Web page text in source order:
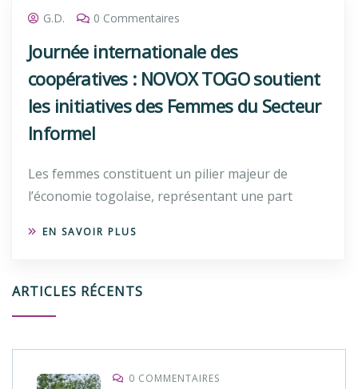
G.D. 0 Commentaires
Journée internationale des
coopératives : NOVOX TOGO soutient
les initiatives des Femmes du Secteur
Informel
Les femmes constituent un pilier majeur de
l’économie togolaise, représentant une part
EN SAVOIR PLUS
ARTICLES RÉCENTS
0 COMMENTAIRES